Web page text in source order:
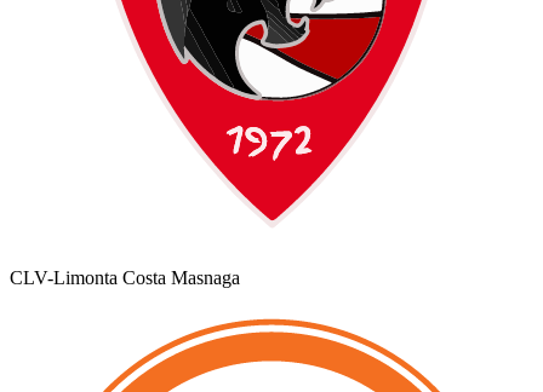
CLV-Limonta Costa Masnaga